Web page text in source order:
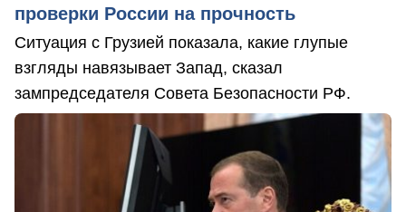
проверки России на прочность
Ситуация с Грузией показала, какие глупые
взгляды навязывает Запад, сказал
зампредседателя Совета Безопасности РФ.